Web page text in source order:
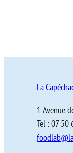
La
1 Avenue
Tel : 07 50